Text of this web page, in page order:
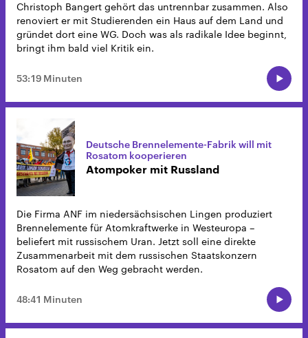
Christoph Bangert gehört das untrennbar zusammen. Also
renoviert er mit Studierenden ein Haus auf dem Land und
gründet dort eine WG. Doch was als radikale Idee beginnt,
bringt ihm bald viel Kritik ein.
53:19 Minuten
Deutsche Brennelemente-Fabrik will mit
Rosatom kooperieren
Atompoker mit Russland
Die Firma ANF im niedersächsischen Lingen produziert
Brennelemente für Atomkraftwerke in Westeuropa –
beliefert mit russischem Uran. Jetzt soll eine direkte
Zusammenarbeit mit dem russischen Staatskonzern
Rosatom auf den Weg gebracht werden.
48:41 Minuten